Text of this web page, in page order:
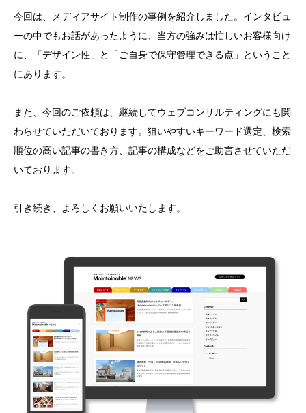
今回は、メディアサイト制作の事例を紹介しました。インタビュ
ーの中でもお話があったように、当方の強みは忙しいお客様向け
に、「デザイン性」と「ご自身で保守管理できる点」ということ
にあります。
また、今回のご依頼は、継続してウェブコンサルティングにも関
わらせていただいております。狙いやすいキーワード選定、検索
順位の高い記事の書き方、記事の構成などをご助言させていただ
いております。
引き続き、よろしくお願いいたします。